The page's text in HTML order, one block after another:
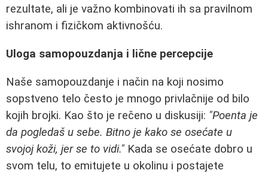
rezultate, ali je važno kombinovati ih sa pravilnom
ishranom i fizičkom aktivnošću.
Uloga samopouzdanja i lične percepcije
Naše samopouzdanje i način na koji nosimo
sopstveno telo često je mnogo privlačnije od bilo
kojih brojki. Kao što je rečeno u diskusiji: "Poenta je
da pogledaš u sebe. Bitno je kako se osećate u
svojoj koži, jer se to vidi." Kada se osećate dobro u
svom telu, to emitujete u okolinu i postajete